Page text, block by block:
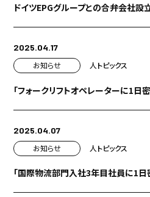
ドイツEPGグループとの合弁会社設
2025.04.17
お知らせ
人 トピックス
「フォークリフトオペレーターに1
2025.04.07
お知らせ
人 トピックス
「国際物流部門入社3年目社員に1